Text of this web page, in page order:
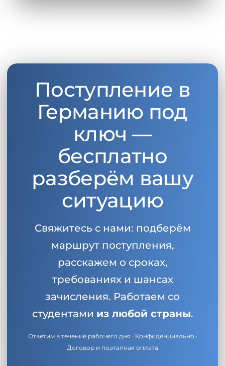
Поступление в
Германию под
ключ —
бесплатно
разберём вашу
ситуацию
Свяжитесь с нами: подберём
маршрут поступления,
расскажем о сроках,
требованиях и шансах
зачисления. Работаем со
студентами из любой страны.
Ответим в течение рабочего дня · Конфиденциально ·
Договор и поэтапная оплата